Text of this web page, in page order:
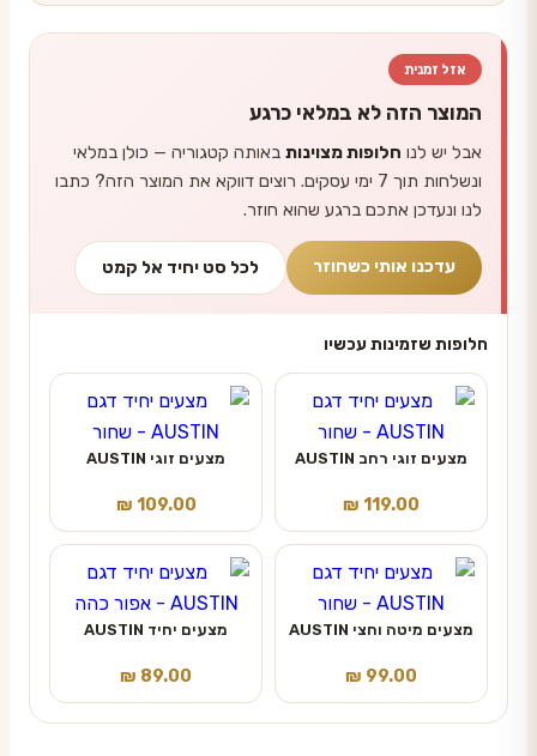
אזל זמנית
המוצר הזה לא במלאי כרגע
אבל יש לנו חלופות מצוינות באותה קטגוריה — כולן במלאי
ונשלחות תוך 7 ימי עסקים. רוצים דווקא את המוצר הזה? כתבו
לנו ונעדכן אתכם ברגע שהוא חוזר.
עדכנו אותי כשחוזר לכל סט יחיד אל קמט
חלופות שזמינות עכשיו
מצעים זוגי רחב AUSTIN
₪ 119.00
מצעים זוגי AUSTIN
₪ 109.00
מצעים מיטה וחצי AUSTIN
₪ 99.00
מצעים יחיד AUSTIN
₪ 89.00